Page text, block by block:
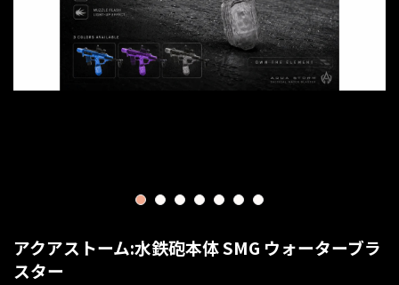
1 2 3 4 5 6 7
アクアストーム:水鉄砲本体 SMG ウォーターブラ
スター